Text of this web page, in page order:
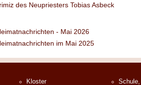
des Neupriesters Tobias Asbeck
- Mai 2026
im Mai 2025
Kloster